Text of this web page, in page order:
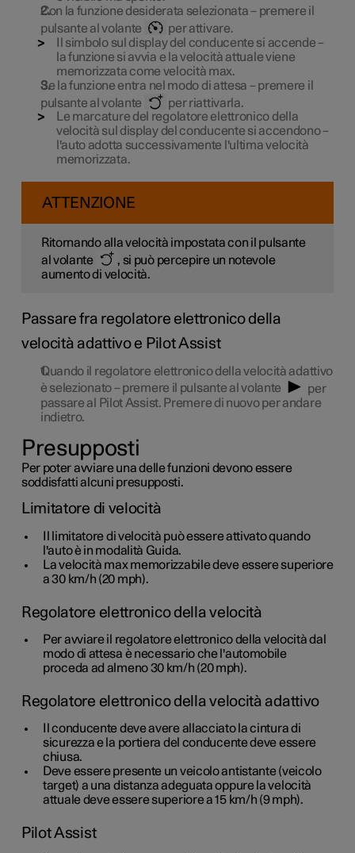
Con la funzione desiderata selezionata – premere il
pulsante al volante
per attivare.
Il simbolo sul display del conducente si accende –
la funzione si avvia e la velocità attuale viene
memorizzata come velocità max.
Se la funzione entra nel modo di attesa – premere il
pulsante al volante
per riattivarla.
Le marcature del regolatore elettronico della
velocità sul display del conducente si accendono –
l'auto adotta successivamente l'ultima velocità
memorizzata.
ATTENZIONE
Ritornando alla velocità impostata con il pulsante
al volante
, si può percepire un notevole
aumento di velocità.
Passare fra regolatore elettronico della
velocità adattivo e Pilot Assist
Quando il regolatore elettronico della velocità adattivo
è selezionato – premere il pulsante al volante
per
passare al Pilot Assist. Premere di nuovo per andare
indietro.
Presupposti
Per poter avviare una delle funzioni devono essere
soddisfatti alcuni presupposti.
Limitatore di velocità
Il limitatore di velocità può essere attivato quando
l'auto è in modalità Guida.
La velocità max memorizzabile deve essere superiore
a30 km/h (20 mph).
Regolatore elettronico della velocità
Per avviare il regolatore elettronico della velocità dal
modo di attesa è necessario che l'automobile
proceda ad almeno30 km/h (20 mph).
Regolatore elettronico della velocità adattivo
Il conducente deve avere allacciato la cintura di
sicurezza e la portiera del conducente deve essere
chiusa.
Deve essere presente un veicolo antistante (veicolo
target) a una distanza adeguata oppure la velocità
attuale deve essere superiore a15 km/h (9 mph).
Pilot Assist